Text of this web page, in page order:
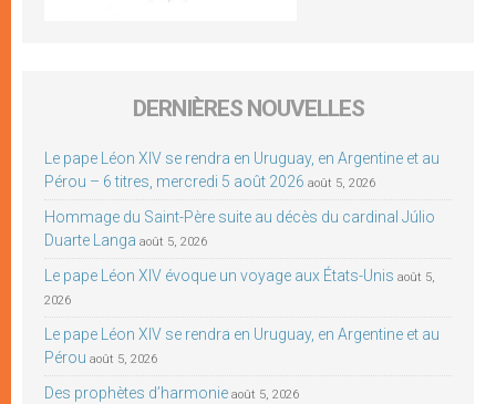
DERNIÈRES NOUVELLES
Le pape Léon XIV se rendra en Uruguay, en Argentine et au
Pérou – 6 titres, mercredi 5 août 2026 août 5, 2026
Hommage du Saint-Père suite au décès du cardinal Júlio
Duarte Langa août 5, 2026
Le pape Léon XIV évoque un voyage aux États-Unis août 5,
2026
Le pape Léon XIV se rendra en Uruguay, en Argentine et au
Pérou août 5, 2026
Des prophètes d’harmonie août 5, 2026